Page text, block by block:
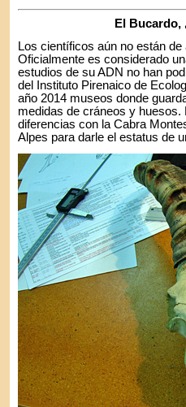
El Bucardo,
Los científicos aún no están
Oficialmente es considerado
estudios de su ADN no han
del Instituto Pirenaico de
año 2014 museos donde
medidas de cráneos y
diferencias con la Cabra
Alpes para darle el estatus de